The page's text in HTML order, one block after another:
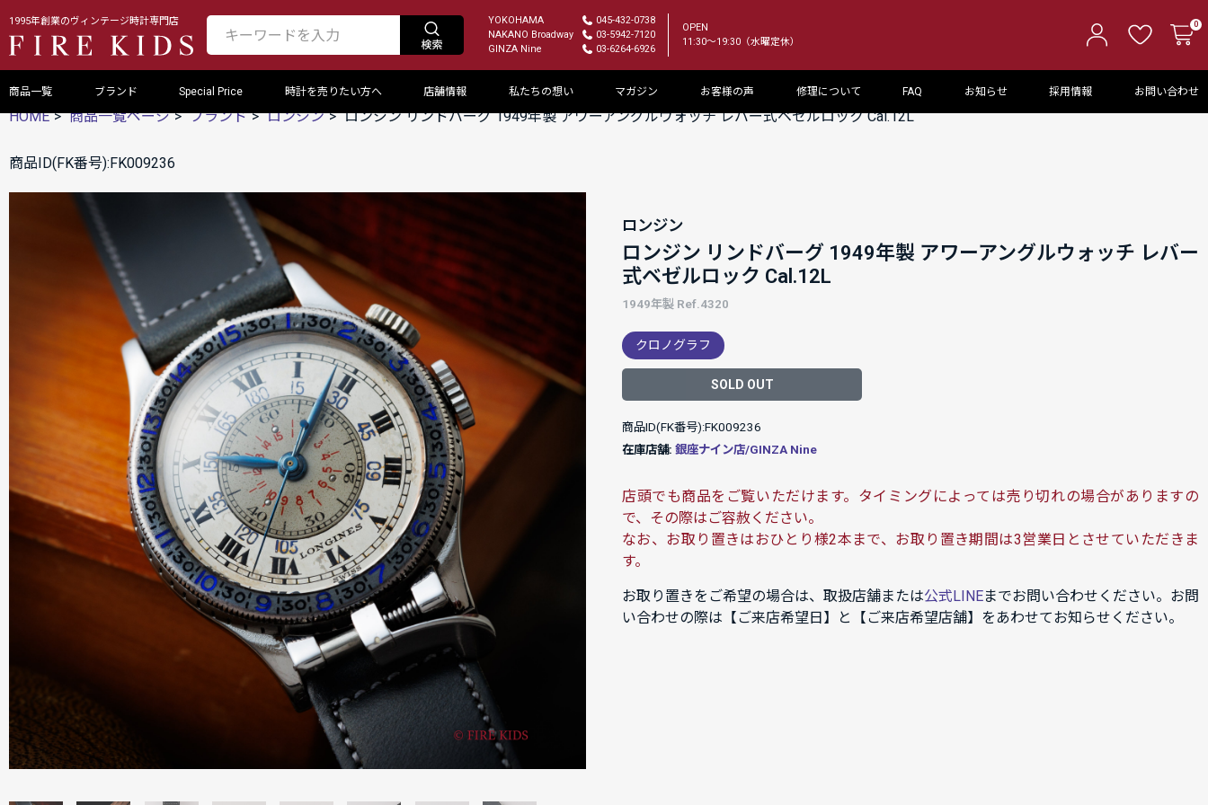
1995年創業のヴィンテージ時計専門店 YOKOHAMA
045-432-0738
NAKANO Broadway
03-5942-7120
GINZA Nine
03-6264-6926
OPEN
11:30～19:30（水曜定休）
0
商品一覧 ブランド Special Price 時計を売りたい方へ 店舗情報 私たちの想い マガジン お客様の声 修理について FAQ お知らせ 採用情報 お問い合わせ
HOME 商品一覧ページ ブランド ロンジン ロンジン リンドバーグ 1949年製 アワーアングルウォッチ レバー式ベゼルロック Cal.12L
商品ID(FK番号):FK009236
ロンジン
ロンジン リンドバーグ 1949年製 アワーアングルウォッチ レバー
式ベゼルロック Cal.12L
1949年製 Ref.4320
クロノグラフ
SOLD OUT
商品ID(FK番号):FK009236
在庫店舗: 銀座ナイン店/GINZA Nine
店頭でも商品をご覧いただけます。タイミングによっては売り切れの場合がありますの
で、その際はご容赦ください。
なお、お取り置きはおひとり様2本まで、お取り置き期間は3営業日とさせていただきま
す。
お取り置きをご希望の場合は、取扱店舗または公式LINEまでお問い合わせください。お問
い合わせの際は【ご来店希望日】と【ご来店希望店舗】をあわせてお知らせください。